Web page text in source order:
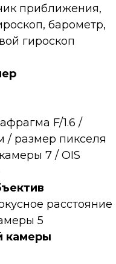
приближения,
барометр,
гироскоп
F/1.6 /
/ размер пикселя
7 / OIS
расстояние
5
камеры